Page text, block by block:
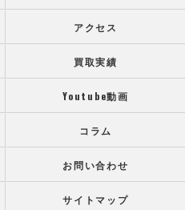
アクセス
買取実績
Youtube動画
コラム
お問い合わせ
サイトマップ